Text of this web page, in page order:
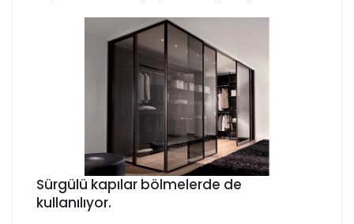
Sürgülü kapılar bölmelerde de
kullanılıyor.